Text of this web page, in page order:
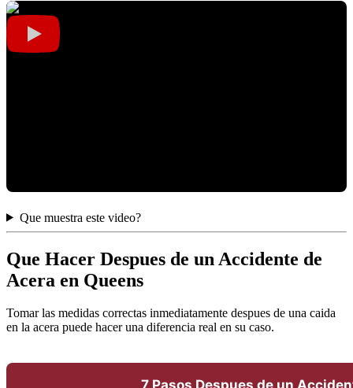
Que muestra este video?
Que Hacer Despues de un Accidente de
Acera en Queens
Tomar las medidas correctas inmediatamente despues de una caida
en la acera puede hacer una diferencia real en su caso.